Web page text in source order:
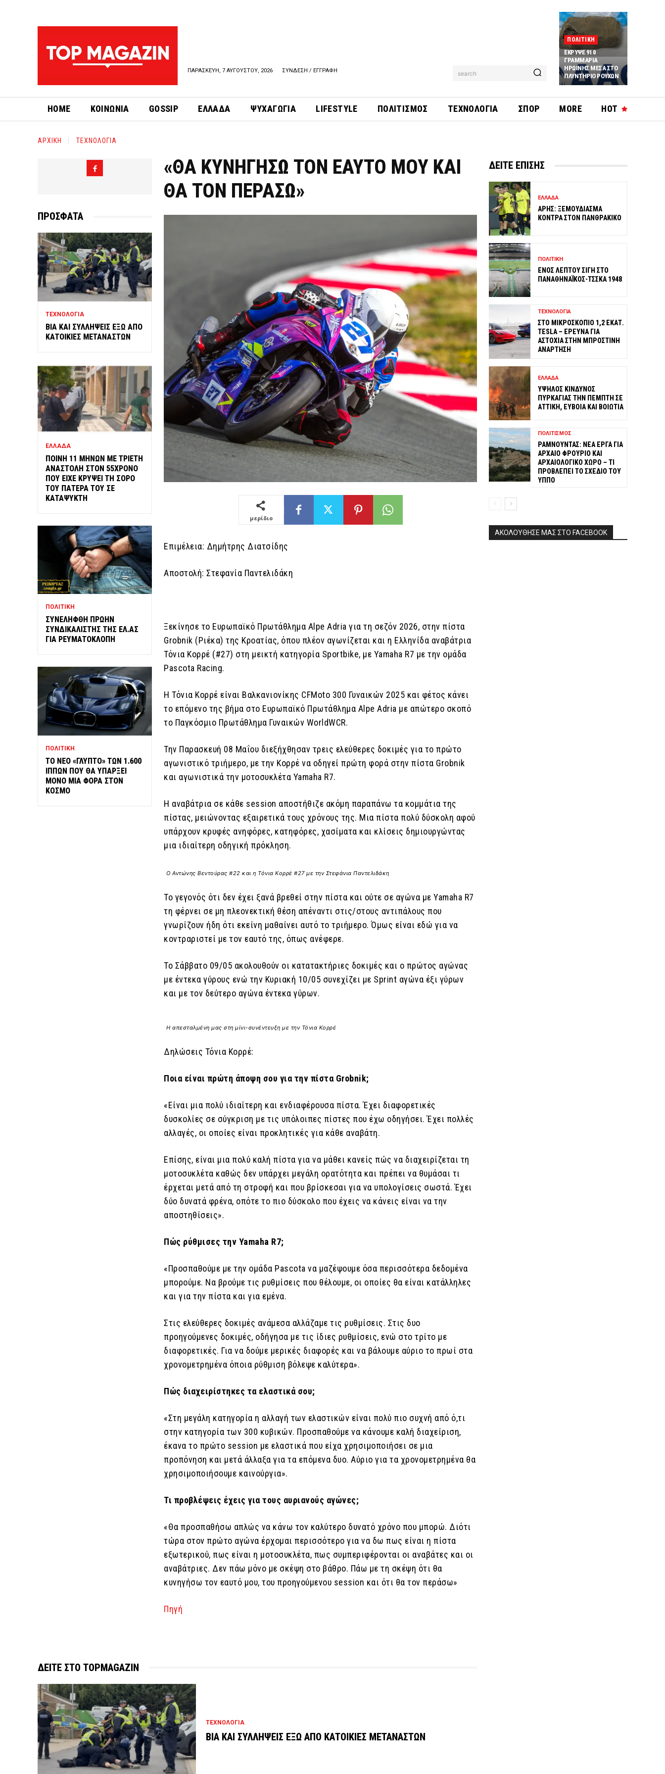
ΠΑΡΑΣΚΕΥΗ, 7 ΑΥΓΟΥΣΤΟΥ, 2026 ΣΥΝΔΕΣΗ / ΕΓΓΡΑΦΗ search
ΠΟΛΙΤΙΚΗ
ΕΚΡΥΨΕ 910
ΓΡΑΜΜΑΡΙΑ
ΗΡΩΙΝΗΣ ΜΕΣΑ ΣΤΟ
ΠΛΥΝΤΗΡΙΟ ΡΟΥΧΩΝ
HOT
HOME ΚΟΙΝΩΝΙΑ GOSSIP ΕΛΛΑΔΑ ΨΥΧΑΓΩΓΙΑ LIFESTYLE ΠΟΛΙΤΙΣΜΟΣ ΤΕΧΝΟΛΟΓΙΑ ΣΠΟΡ MORE
ΑΡΧΙΚΗ ΤΕΧΝΟΛΟΓΙΑ
ΠΡΟΣΦΑΤΑ
ΤΕΧΝΟΛΟΓΙΑ
ΒΙΑ ΚΑΙ ΣΥΛΛΗΨΕΙΣ ΕΞΩ ΑΠΟ
ΚΑΤΟΙΚΙΕΣ ΜΕΤΑΝΑΣΤΩΝ
ΕΛΛΑΔΑ
ΠΟΙΝΗ 11 ΜΗΝΩΝ ΜΕ ΤΡΙΕΤΗ
ΑΝΑΣΤΟΛΗ ΣΤΟΝ 55ΧΡΟΝΟ
ΠΟΥ ΕΙΧΕ ΚΡΥΨΕΙ ΤΗ ΣΟΡΟ
ΤΟΥ ΠΑΤΕΡΑ ΤΟΥ ΣΕ
ΚΑΤΑΨΥΚΤΗ
ΠΟΛΙΤΙΚΗ
ΣΥΝΕΛΗΦΘΗ ΠΡΩΗΝ
ΣΥΝΔΙΚΑΛΙΣΤΗΣ ΤΗΣ ΕΛ.ΑΣ
ΓΙΑ ΡΕΥΜΑΤΟΚΛΟΠΗ
ΠΟΛΙΤΙΚΗ
ΤΟ ΝΕΟ «ΓΛΥΠΤΟ» ΤΩΝ 1.600
ΙΠΠΩΝ ΠΟΥ ΘΑ ΥΠΑΡΞΕΙ
ΜΟΝΟ ΜΙΑ ΦΟΡΑ ΣΤΟΝ
ΚΟΣΜΟ
«ΘΑ ΚΥΝΗΓΗΣΩ ΤΟΝ ΕΑΥΤΟ ΜΟΥ ΚΑΙ
ΘΑ ΤΟΝ ΠΕΡΑΣΩ»
μερίδιο
Επιμέλεια: Δημήτρης Διατσίδης
Αποστολή: Στεφανία Παντελιδάκη
Ξεκίνησε το Ευρωπαϊκό Πρωτάθλημα Alpe Adria για τη σεζόν 2026, στην πίστα
Grobnik (Ριέκα) της Κροατίας, όπου πλέον αγωνίζεται και η Ελληνίδα αναβάτρια
Τόνια Κορρέ (#27) στη μεικτή κατηγορία Sportbike, με Yamaha R7 με την ομάδα
Pascota Racing.
Η Τόνια Κορρέ είναι Βαλκανιονίκης CFΜoto 300 Γυναικών 2025 και φέτος κάνει
το επόμενο της βήμα στο Ευρωπαϊκό Πρωτάθλημα Alpe Adria με απώτερο σκοπό
το Παγκόσμιο Πρωτάθλημα Γυναικών WorldWCR.
Την Παρασκευή 08 Μαΐου διεξήχθησαν τρεις ελεύθερες δοκιμές για το πρώτο
αγωνιστικό τριήμερο, με την Κορρέ να οδηγεί πρώτη φορά στην πίστα Grobnik
και αγωνιστικά την μοτοσυκλέτα Yamaha R7.
Η αναβάτρια σε κάθε session αποστήθιζε ακόμη παραπάνω τα κομμάτια της
πίστας, μειώνοντας εξαιρετικά τους χρόνους της. Μια πίστα πολύ δύσκολη αφού
υπάρχουν κρυφές ανηφόρες, κατηφόρες, χασίματα και κλίσεις δημιουργώντας
μια ιδιαίτερη οδηγική πρόκληση.
O Αντώνης Βεντούρας #22 και η Τόνια Κορρέ #27 με την Στεφάνια Παντελιδάκη
Το γεγονός ότι δεν έχει ξανά βρεθεί στην πίστα και ούτε σε αγώνα με Yamaha R7
τη φέρνει σε μη πλεονεκτική θέση απέναντι στις/στους αντιπάλους που
γνωρίζουν ήδη ότι εκείνη μαθαίνει αυτό το τριήμερο. Όμως είναι εδώ για να
κοντραριστεί με τον εαυτό της, όπως ανέφερε.
Το Σάββατο 09/05 ακολουθούν οι κατατακτήριες δοκιμές και ο πρώτος αγώνας
με έντεκα γύρους ενώ την Κυριακή 10/05 συνεχίζει με Sprint αγώνα έξι γύρων
και με τον δεύτερο αγώνα έντεκα γύρων.
Η απεσταλμένη μας στη μίνι-συνέντευξη με την Τόνια Κορρέ
Δηλώσεις Τόνια Κορρέ:
Ποια είναι πρώτη άποψη σου για την πίστα Grobnik;
«Είναι μια πολύ ιδιαίτερη και ενδιαφέρουσα πίστα. Έχει διαφορετικές
δυσκολίες σε σύγκριση με τις υπόλοιπες πίστες που έχω οδηγήσει. Έχει πολλές
αλλαγές, οι οποίες είναι προκλητικές για κάθε αναβάτη.
Επίσης, είναι μια πολύ καλή πίστα για να μάθει κανείς πώς να διαχειρίζεται τη
μοτοσυκλέτα καθώς δεν υπάρχει μεγάλη ορατότητα και πρέπει να θυμάσαι τι
έρχεται μετά από τη στροφή και που βρίσκεσαι για να υπολογίσεις σωστά. Έχει
δύο δυνατά φρένα, οπότε το πιο δύσκολο που έχεις να κάνεις είναι να την
αποστηθίσεις».
Πώς ρύθμισες την Yamaha R7;
«Προσπαθούμε με την ομάδα Pascota να μαζέψουμε όσα περισσότερα δεδομένα
μπορούμε. Να βρούμε τις ρυθμίσεις που θέλουμε, οι οποίες θα είναι κατάλληλες
και για την πίστα και για εμένα.
Στις ελεύθερες δοκιμές ανάμεσα αλλάζαμε τις ρυθμίσεις. Στις δυο
προηγούμενες δοκιμές, οδήγησα με τις ίδιες ρυθμίσεις, ενώ στο τρίτο με
διαφορετικές. Για να δούμε μερικές διαφορές και να βάλουμε αύριο το πρωί στα
χρονομετρημένα όποια ρύθμιση βόλεψε καλύτερα».
Πώς διαχειρίστηκες τα ελαστικά σου;
«Στη μεγάλη κατηγορία η αλλαγή των ελαστικών είναι πολύ πιο συχνή από ό,τι
στην κατηγορία των 300 κυβικών. Προσπαθούμε να κάνουμε καλή διαχείριση,
έκανα το πρώτο session με ελαστικά που είχα χρησιμοποιήσει σε μια
προπόνηση και μετά άλλαξα για τα επόμενα δυο. Αύριο για τα χρονομετρημένα θα
χρησιμοποιήσουμε καινούργια».
Τι προβλέψεις έχεις για τους αυριανούς αγώνες;
«Θα προσπαθήσω απλώς να κάνω τον καλύτερο δυνατό χρόνο που μπορώ. Διότι
τώρα στον πρώτο αγώνα έρχομαι περισσότερο για να δω πως είναι η πίστα
εξωτερικού, πως είναι η μοτοσυκλέτα, πως συμπεριφέρονται οι αναβάτες και οι
αναβάτριες. Δεν πάω μόνο με σκέψη στο βάθρο. Πάω με τη σκέψη ότι θα
κυνηγήσω τον εαυτό μου, του προηγούμενου session και ότι θα τον περάσω»
Πηγή
ΔΕΙΤΕ ΣΤΟ TOPMAGAZIN
ΤΕΧΝΟΛΟΓΙΑ
ΒΙΑ ΚΑΙ ΣΥΛΛΗΨΕΙΣ ΕΞΩ ΑΠΟ ΚΑΤΟΙΚΙΕΣ ΜΕΤΑΝΑΣΤΩΝ
ΔΕΙΤΕ ΕΠΙΣΗΣ
ΕΛΛΑΔΑ
ΑΡΗΣ: ΞΕΜΟΥΔΙΑΣΜΑ
ΚΟΝΤΡΑ ΣΤΟΝ ΠΑΝΘΡΑΚΙΚΟ
ΠΟΛΙΤΙΚΗ
ΕΝΟΣ ΛΕΠΤΟΥ ΣΙΓΗ ΣΤΟ
ΠΑΝΑΘΗΝΑΪΚΟΣ-ΤΣΣΚΑ 1948
ΤΕΧΝΟΛΟΓΙΑ
ΣΤΟ ΜΙΚΡΟΣΚΟΠΙΟ 1,2 ΕΚΑΤ.
TESLA – ΕΡΕΥΝΑ ΓΙΑ
ΑΣΤΟΧΙΑ ΣΤΗΝ ΜΠΡΟΣΤΙΝΗ
ΑΝΑΡΤΗΣΗ
ΕΛΛΑΔΑ
ΥΨΗΛΟΣ ΚΙΝΔΥΝΟΣ
ΠΥΡΚΑΓΙΑΣ ΤΗΝ ΠΕΜΠΤΗ ΣΕ
ΑΤΤΙΚΗ, ΕΥΒΟΙΑ ΚΑΙ ΒΟΙΩΤΙΑ
ΠΟΛΙΤΙΣΜΟΣ
ΡΑΜΝΟΥΝΤΑΣ: ΝΕΑ ΕΡΓΑ ΓΙΑ
ΑΡΧΑΙΟ ΦΡΟΥΡΙΟ ΚΑΙ
ΑΡΧΑΙΟΛΟΓΙΚΟ ΧΩΡΟ – ΤΙ
ΠΡΟΒΛΕΠΕΙ ΤΟ ΣΧΕΔΙΟ ΤΟΥ
ΥΠΠΟ
ΑΚΟΛΟΥΘΗΣΕ ΜΑΣ ΣΤΟ FACEBOOK